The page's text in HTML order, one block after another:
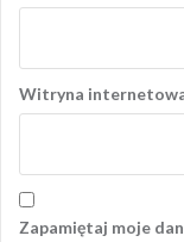
Witryna
Zapamiętaj moje